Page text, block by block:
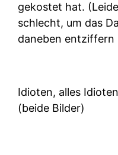
gekostet hat.
schlecht, um das
daneben entziffern
Idioten, alles
(beide Bilder)